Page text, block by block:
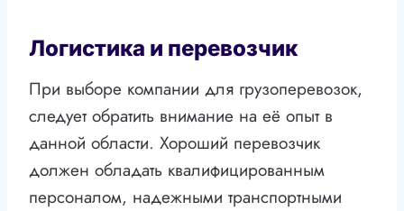
Логистика и перевозчик
При выборе компании для грузоперевозок,
следует обратить внимание на её опыт в
данной области. Хороший перевозчик
должен обладать квалифицированным
персоналом, надежными транспортными